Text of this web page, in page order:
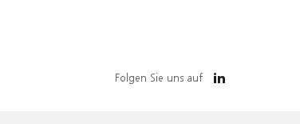
Folgen Sie uns auf